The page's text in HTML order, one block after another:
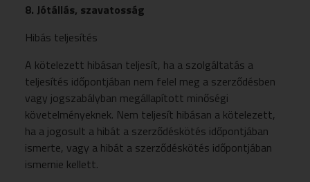
8. Jótállás, szavatosság
Hibás teljesítés
A kötelezett hibásan teljesít, ha a szolgáltatás a
teljesítés időpontjában nem felel meg a szerződésben
vagy jogszabályban megállapított minőségi
követelményeknek. Nem teljesít hibásan a kötelezett,
ha a jogosult a hibát a szerződéskötés időpontjában
ismerte, vagy a hibát a szerződéskötés időpontjában
ismernie kellett.